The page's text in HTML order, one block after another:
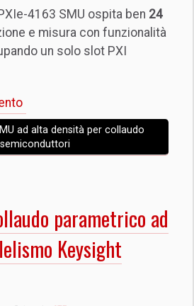
4163 SMU ospita ben 24
e misura con funzionalità
un solo slot PXI
ad alta densità per collaudo
semiconduttori
parametrico ad
Keysight